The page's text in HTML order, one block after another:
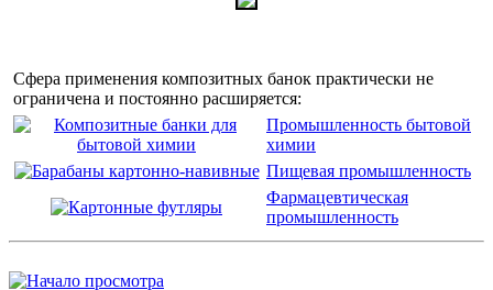
Сфера применения композитных банок практически не
ограничена и постоянно расширяется:
Промышленность бытовой
химии
Пищевая промышленность
Фармацевтическая
промышленность